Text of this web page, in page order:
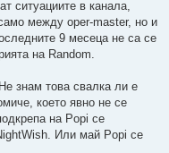
ситуациите в канала,
между oper-master, но и
9 месеца не са се
на Random.
знам това свалка ли е
което явно не се
на Popi се
Или май Popi се